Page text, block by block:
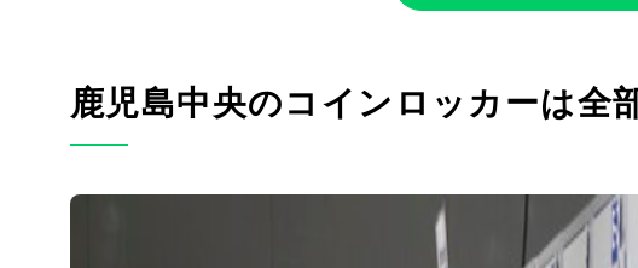
鹿児島中央のコインロッカーは全